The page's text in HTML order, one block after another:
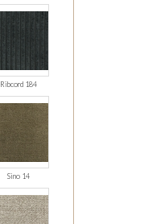
Ribcord 184
Sino 14